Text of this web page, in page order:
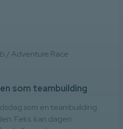
/ Adventure Race
som teambuilding
som en teambuilding
F.eks. kan dagen